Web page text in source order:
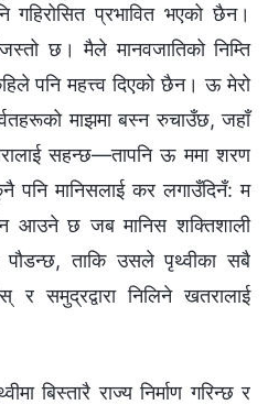
प्रभावित भएको छैन।
छ। मैले मानवजातिको निम्ति
पनि महत्त्व दिएको छैन। ऊ मेरो
माझमा बस्‍न रुचाउँछ, जहाँ
सहन्छ—तापनि ऊ ममा शरण
मानिसलाई कर लगाउँदिनँ: म
आउने छ जब मानिस शक्तिशाली
पौडन्छ, ताकि उसले पृथ्वीका सबै
समुद्रद्वारा निलिने खतरालाई
बिस्तारै राज्य निर्माण गरिन्छ र